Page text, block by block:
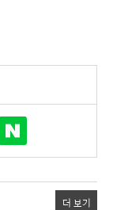
더 보기